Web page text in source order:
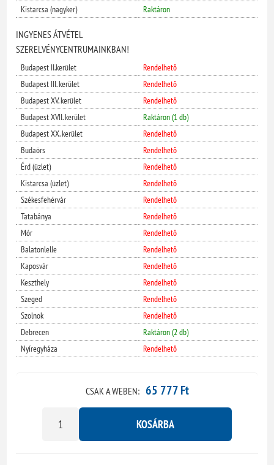
Kistarcsa (nagyker)
Raktáron
INGYENES ÁTVÉTEL
SZERELVÉNYCENTRUMAINKBAN!
Budapest II.kerület
Rendelhető
Budapest III. kerület
Rendelhető
Budapest XV. kerület
Rendelhető
Budapest XVII. kerület
Raktáron (1 db)
Budapest XX. kerület
Rendelhető
Budaörs
Rendelhető
Érd (üzlet)
Rendelhető
Kistarcsa (üzlet)
Rendelhető
Székesfehérvár
Rendelhető
Tatabánya
Rendelhető
Mór
Rendelhető
Balatonlelle
Rendelhető
Kaposvár
Rendelhető
Keszthely
Rendelhető
Szeged
Rendelhető
Szolnok
Rendelhető
Debrecen
Raktáron (2 db)
Nyíregyháza
Rendelhető
CSAK A WEBEN: 65 777 Ft
KOSÁRBA